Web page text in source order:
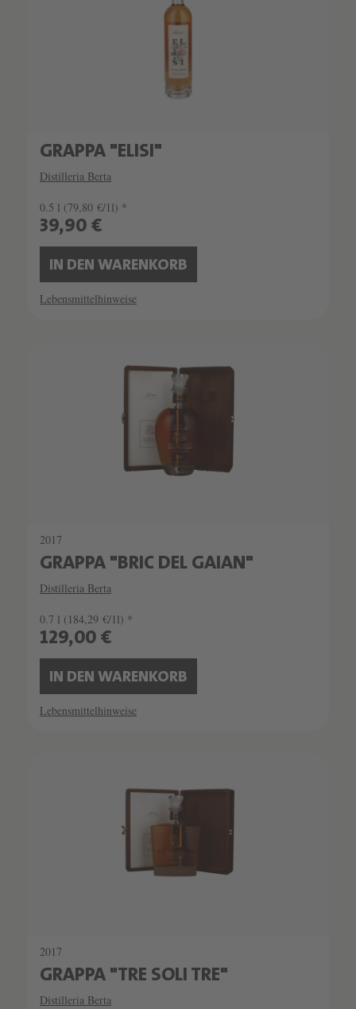
GRAPPA "ELISI"
Distilleria Berta
0.5 l (79,80 €/1l) *
39,90 €
IN DEN WARENKORB
Lebensmittelhinweise
2017
GRAPPA "BRIC DEL GAIAN"
Distilleria Berta
0.7 l (184,29 €/1l) *
129,00 €
IN DEN WARENKORB
Lebensmittelhinweise
2017
GRAPPA "TRE SOLI TRE"
Distilleria Berta